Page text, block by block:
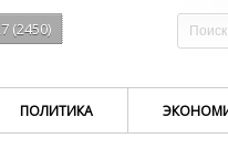
(2450)
ПОЛИТИКА